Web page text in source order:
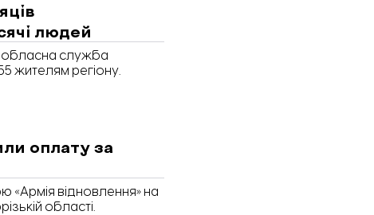
людей
обласна служба
жителям регіону.
оплату за
«Армія відновлення» на
області.